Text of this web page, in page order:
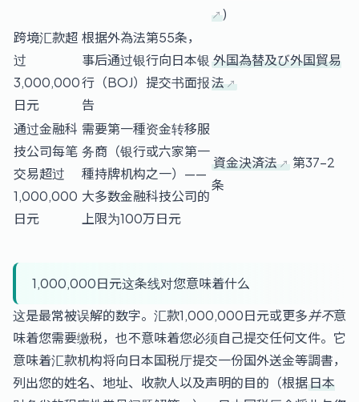
)
跨境汇款超
过
3,000,000
日元
根据外為法第55条，
事后通过银行向日本银
行（BOJ）提交书面报
告
外国為替及び外国貿易
法
通过金融科
技公司每笔
交易超过
1,000,000
日元
需要第一種资金转移服
务商（银行或六家第一
種持牌机构之一）——
大多数金融科技公司的
上限为100万日元
資金決済法
第37-2
条
1,000,000日元这条线对您意味着什么
这是最常被误解的数字。汇款1,000,000日元或更多并不意
味着您需要缴税，也不意味着您必须自己提交任何文件。它
意味着汇款机构将向日本国税厅提交一份国外送金等調書，
列出您的姓名、地址、收款人以及声明的目的（根据日本